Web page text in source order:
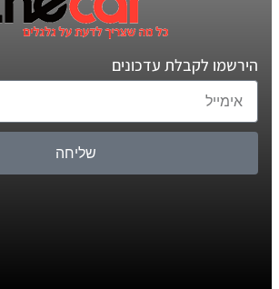
הירשמו לקבלת עדכונים
שליחה